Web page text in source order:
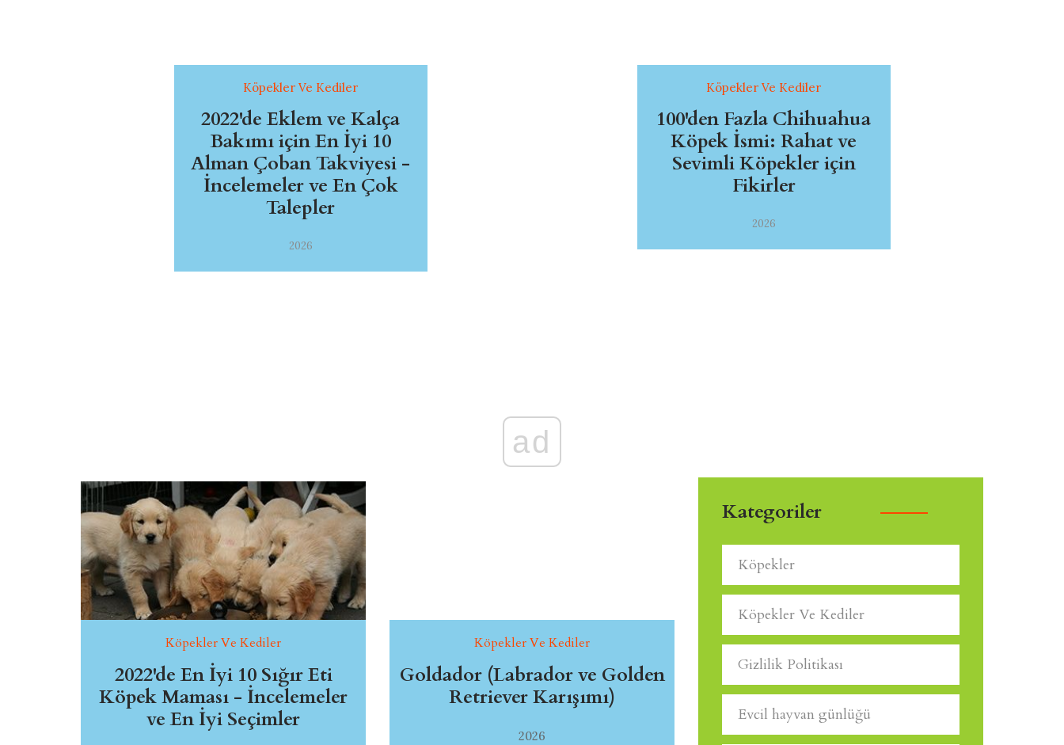
Köpekler Ve Kediler
2022'de Eklem ve Kalça
Bakımı için En İyi 10
Alman Çoban Takviyesi -
İncelemeler ve En Çok
Talepler
2026
Köpekler Ve Kediler
100'den Fazla Chihuahua
Köpek İsmi: Rahat ve
Sevimli Köpekler için
Fikirler
2026
ad
Köpekler Ve Kediler
2022'de En İyi 10 Sığır Eti
Köpek Maması - İncelemeler
ve En İyi Seçimler
Köpekler Ve Kediler
Goldador (Labrador ve Golden
Retriever Karışımı)
2026
Kategoriler
Köpekler
Köpekler Ve Kediler
Gizlilik Politikası
Evcil hayvan günlüğü